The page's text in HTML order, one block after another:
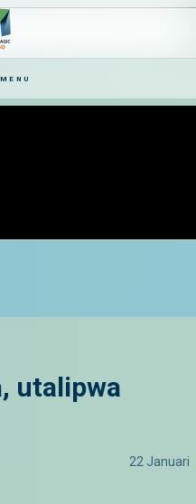
utalipwa
22 Januari